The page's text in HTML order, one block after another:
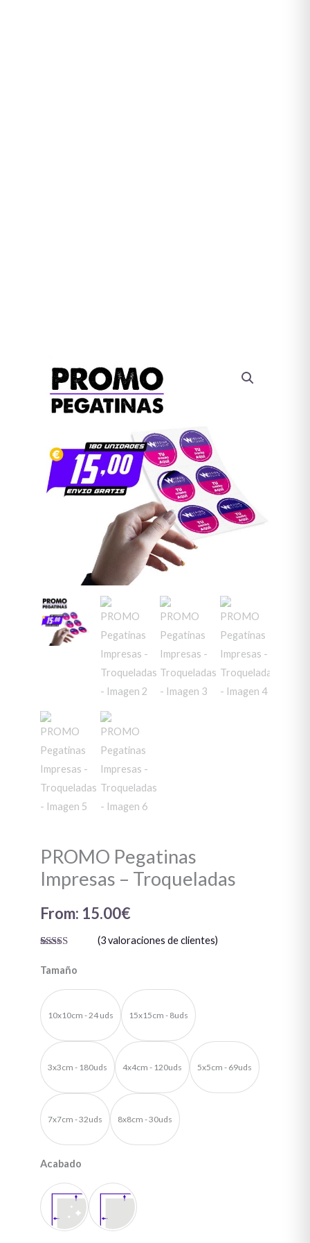
PROMO Pegatinas
Impresas – Troqueladas
From: 15.00€
con
5.00
5 en base a
de clientes
(3valoraciones de clientes)
Tamaño
10x10cm - 24 uds 15x15cm - 8uds
3x3cm - 180uds 4x4cm - 120uds 5x5cm - 69uds
7x7cm - 32uds 8x8cm - 30uds
Acabado
Pegatinas
Impresas
cantidad